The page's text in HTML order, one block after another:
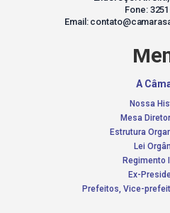
Fone:
Email:
A
Nossa
Mesa
Estrutura
Lei
Regimento
Ex-
Prefeitos, Vice-